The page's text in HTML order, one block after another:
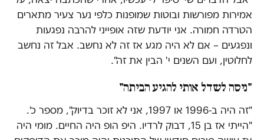
אמירות מפורשות ובוטות שמופנות כלפי נער צעיר מתארים
הטרדה חמורה. אני יודעת שזה אופייני להרבה נפגעות
ונפגעים – אם לא היה מגע אז זה לא נחשב. אבל זה נחשב
לחלוטין, ועם השנים י' הבין את זה".
"ניסה לשדל אותי להגיע הביתה"
"זה היה ב-1996 או 1997, אני לא זוכר בדיוק", מספר כ'.
"הייתי אז בן 15, דבוק לרדיו. היפ הופ היה החיים. מומי היה